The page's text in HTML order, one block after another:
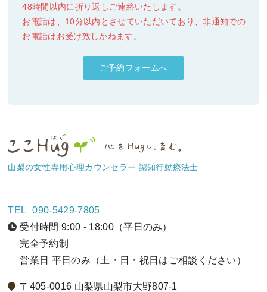
48時間以内に折り返しご連絡いたします。
お電話は、10分以内とさせていただいており、非通知での
お電話はお受け致しかねます。
ご予約フォームへ
山梨の女性専用心理カウンセラー 認知行動療法士
TEL
090-5429-7805
受付時間 9:00 - 18:00（平日のみ）
完全予約制
営業日 平日のみ（土・日・祝日はご相談ください）
〒405-0016 山梨県山梨市大野807-1